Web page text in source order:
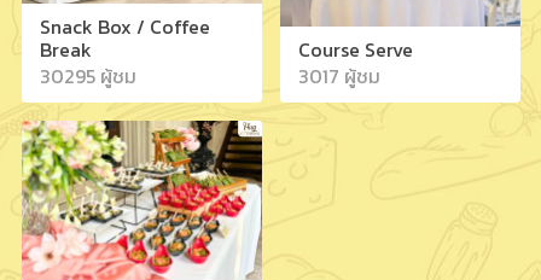
Snack Box / Coffee
Break
30295 ผู้ชม
Course Serve
3017 ผู้ชม